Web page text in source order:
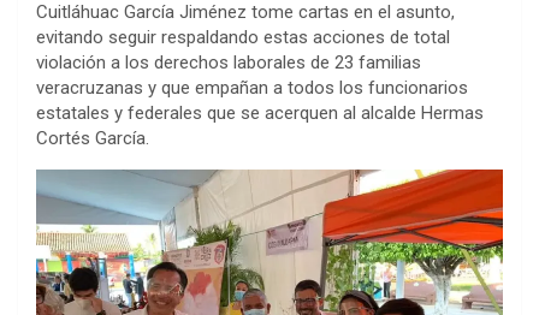
Cuitláhuac García Jiménez tome cartas en el asunto,
evitando seguir respaldando estas acciones de total
violación a los derechos laborales de 23 familias
veracruzanas y que empañan a todos los funcionarios
estatales y federales que se acerquen al alcalde Hermas
Cortés García.